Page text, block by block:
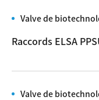
Valve de
Raccords ELSA
Valve de